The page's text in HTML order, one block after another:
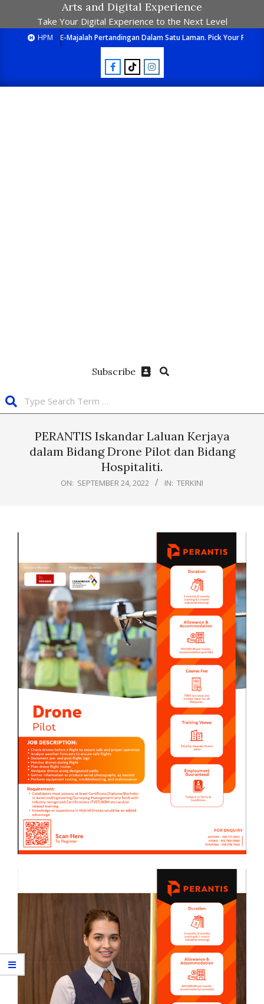
Arts and Digital Experience
Take Your Digital Experience to the Next Level
HPM E-Majalah Pertandingan Dalam Satu Laman. Pick Your
Subscribe
PERANTIS Iskandar Laluan Kerjaya
dalam Bidang Drone Pilot dan Bidang
Hospitaliti.
ON: SEPTEMBER 24, 2022 IN: TERKINI